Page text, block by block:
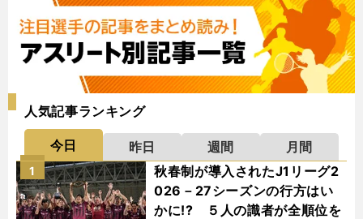
人気記事ランキング
今日 昨日 週間
月間
秋春制が導入されたJ1リーグ2
026－27シーズンの行方はい
かに!? ５人の識者が全順位を
1